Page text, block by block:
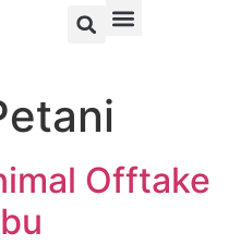
Offtake